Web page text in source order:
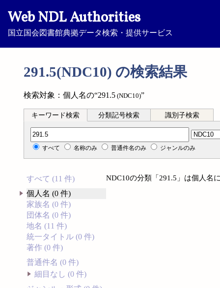
Web NDL Authorities
国立国会図書館典拠データ検索・提供サービス
291.5(NDC10) の検索結果
検索対象：個人名の“291.5 (NDC10)”
キーワード検索 分類記号検索 識別子検索
分類記号検索
すべて 名称のみ 普通件名のみ ジャンルのみ
すべて (11 件)
個人名 (0 件)
家族名 (0 件)
団体名 (0 件)
地名 (11 件)
統一タイトル (0 件)
著作 (0 件)
普通件名 (0 件)
細目なし (0 件)
NDC10の分類「291.5」は個人名